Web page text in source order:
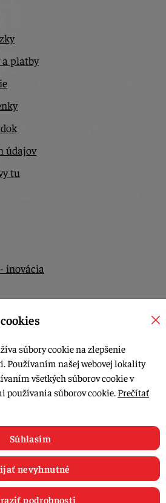
platby
údajov
tu
inovácia
s.r.o. všetky práva vyhradené.
súbory cookie na zlepšenie
Používaním našej webovej lokality
všetkých súborov cookie v
používania súborov cookie. Prečítať
Súhlasím
nevyhnutné
podrobnosti